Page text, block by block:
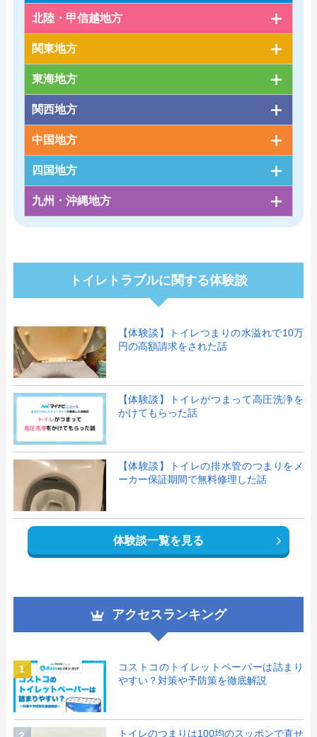
北陸・甲信越地方
関東地方
東海地方
関西地方
中国地方
四国地方
九州・沖縄地方
トイレトラブルに関する体験談
【体験談】トイレつまりの水溢れで10万
円の高額請求をされた話
【体験談】トイレがつまって高圧洗浄を
かけてもらった話
【体験談】トイレの排水管のつまりをメ
ーカー保証期間で無料修理した話
体験談一覧を見る
アクセスランキング
1
コストコのトイレットペーパーは詰まり
やすい？対策や予防策を徹底解説
トイレのつまりは100均のスッポンで直せ